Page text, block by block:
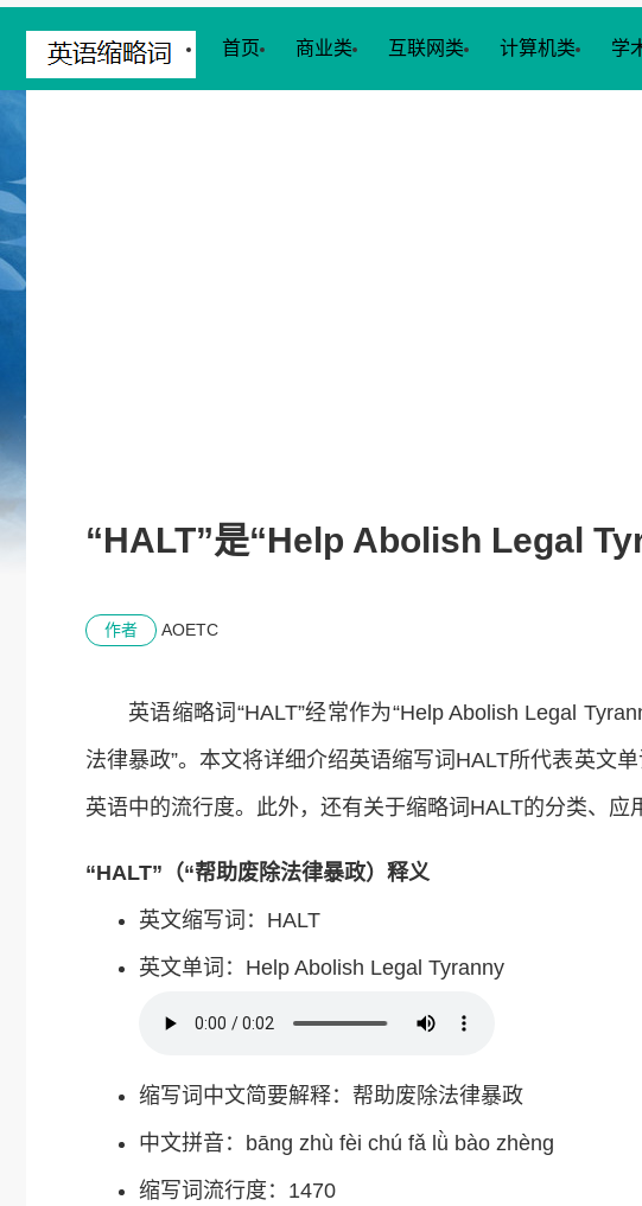
首页 商业类 互联网类 计算机类 学
“HALT”是“Help Abolish Legal
作者 AOETC
英语缩略词“HALT”经常作为“Help Abolish Legal
法律暴政”。本文将详细介绍英语缩写词HALT所代表英文
英语中的流行度。此外，还有关于缩略词HALT的分类、应
“HALT”（“帮助废除法律暴政）释义
英文缩写词：HALT
英文单词：Help Abolish Legal Tyranny
缩写词中文简要解释：帮助废除法律暴政
中文拼音：bāng zhù fèi chú fǎ lǜ bào zhèng
缩写词流行度：1470